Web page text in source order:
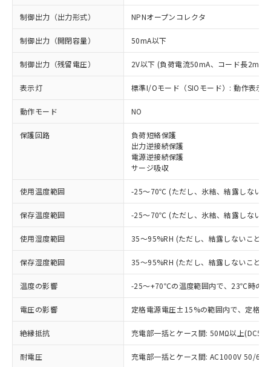
制御出力（出力形式） NPNオープンコレクタ
制御出力（開閉容量） 50mA以下
制御出力（残留電圧） 2V以下 (負荷電流50mA、コード長2m時)
表示灯 標準I/Oモード（SIOモード）: 動作表示
動作モード NO
保護回路
負荷短絡保護
出力逆接続保護
電源逆接続保護
サージ吸収
使用温度範囲 -25～70℃ (ただし、氷結、結露しないこ
保存温度範囲 -25～70℃ (ただし、氷結、結露しないこ
使用湿度範囲 35～95%RH (ただし、結露しないこと)
保存湿度範囲 35～95%RH (ただし、結露しないこと)
温度の影響 -25～+70℃の温度範囲内で、23℃時の
電圧の影響 定格電源電圧±15%の範囲内で、定格
絶縁抵抗 充電部一括とケース間: 50MΩ以上
耐電圧 充電部一括とケース間: AC1000V 50/
ご利用条件
以下の条件をお読みいただき、同意のうえ
ご利用ください。
本サービスは、当社制御機器事業取扱
(税抜)を提供させていただくもので
当社制御機器事業取扱商品の中には、
本サービスの対象外となる商品もある
ことをご了承ください。
在庫状況および標準価格照会結果は、
※1 対応状況
対応済み：EU RoHS指令（10物質）の
非含有に対応した製品が提供可能な商品で
対応予定：EU RoHS指令（10物質）の非含
有に対応した製品に切り替える予定のある
商品です。
対応予定なし：EU RoHS指令（10物質）の
非含有に非対応の商品で、対応品を出す予
調査・確認中：EU RoHS指令（10物質）の
非含有の対応状況を調査中または確認中の
商品です。
非該当品：ライセンス料など無形物で、有
害物質有無と関係のない商品です。
仕入先様の事情により、非含有部品として
いたものが、含有品と判明した場合などや
むを得ず変更することがあります。
※1 中国RoHS○×表
「○」：最大均質材料含有率が中国RoHSの
基準値以下であることを示します。
「×」：最大均質材料含有率が中国RoHSの
基準値を超えていることを示します。
「－」：未確認です。当社販売部門へお問
当社は、これら貴社製品のうち、外国
為替および外国貿易法に定める商品
（以下｢規制貨物等」という）を輸出